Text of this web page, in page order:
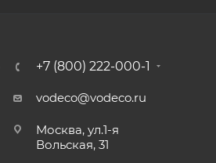
+7 (800) 222-000-1
vodeco@vodeco.ru
Москва, ул.1-я
Вольская, 31